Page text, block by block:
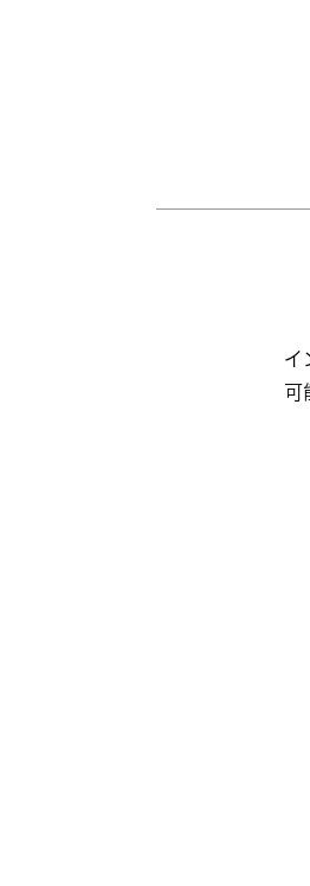
イ
可